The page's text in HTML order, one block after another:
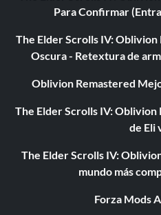
Para Confirmar
The Elder Scrolls IV:
Oscura - Retextura de
Oblivion Remastered
The Elder Scrolls IV:
de Eli
The Elder Scrolls IV:
mundo más
Forza Mods